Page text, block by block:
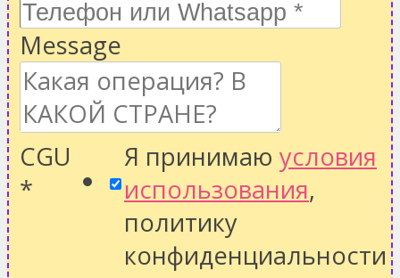
Message
CGU
*
Я принимаю условия
использования,
политику
конфиденциальности